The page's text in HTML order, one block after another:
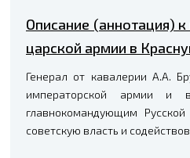
Описание (аннотация)
царской армии в
Генерал от кавалерии А.А.
императорской армии и
главнокомандующим
советскую власть и